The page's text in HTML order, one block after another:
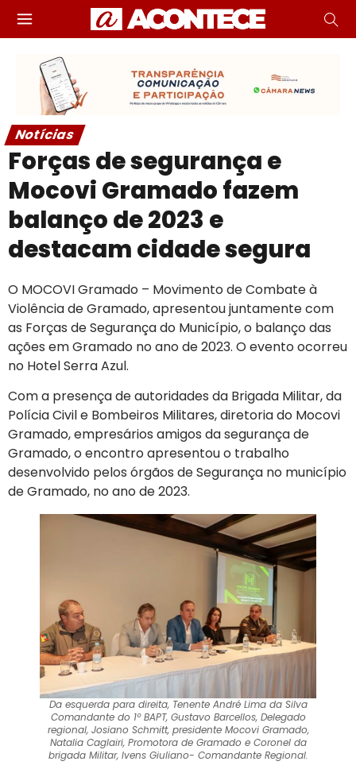
Notícias
Forças de segurança e
Mocovi Gramado fazem
balanço de 2023 e
destacam cidade segura
O MOCOVI Gramado – Movimento de Combate à
Violência de Gramado, apresentou juntamente com
as Forças de Segurança do Município, o balanço das
ações em Gramado no ano de 2023. O evento ocorreu
no Hotel Serra Azul.
Com a presença de autoridades da Brigada Militar, da
Polícia Civil e Bombeiros Militares, diretoria do Mocovi
Gramado, empresários amigos da segurança de
Gramado, o encontro apresentou o trabalho
desenvolvido pelos órgãos de Segurança no município
de Gramado, no ano de 2023.
Da esquerda para direita, Tenente André Lima da Silva
Comandante do 1º BAPT, Gustavo Barcellos, Delegado
regional, Josiano Schmitt, presidente Mocovi Gramado,
Natalia Caglairi, Promotora de Gramado e Coronel da
brigada Militar, Ivens Giuliano- Comandante Regional.